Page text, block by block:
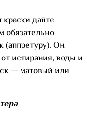
дайте
обязательно
Он
истирания, воды и
— матовый или